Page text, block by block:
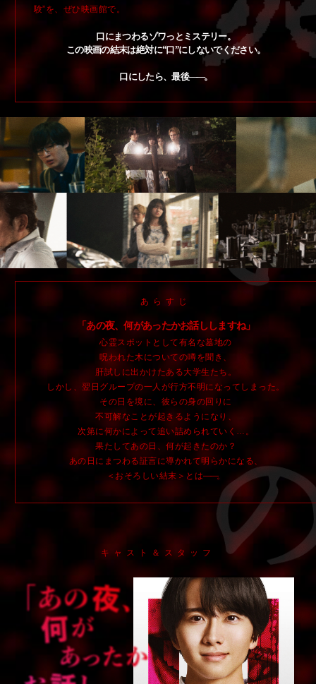
験”を、ぜひ映画館で。
口にまつわるゾワっとミステリー。
この映画の結末は絶対に“口”にしないでください。
口にしたら、最後――。
あらすじ
「あの夜、何があったかお話ししますね」
心霊スポットとして有名な墓地の
呪われた木についての噂を聞き、
肝試しに出かけたある大学生たち。
しかし、翌日グループの一人が行方不明になってしまった。
その日を境に、 彼らの身の回りに
不可解なことが起きるようになり、
次第に何かによって追い詰められていく…。
果たしてあの日、何が起きたのか？
あの日にまつわる証言に導かれて明らかになる、
＜おそろしい結末＞とは――。
キャスト＆スタッフ